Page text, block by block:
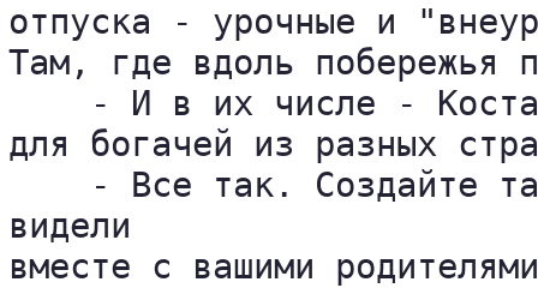
отпуска - урочные и
Там, где вдоль побережья
- И в их числе -
для богачей из разных
- Все так. Создайте
видели
вместе с вашими